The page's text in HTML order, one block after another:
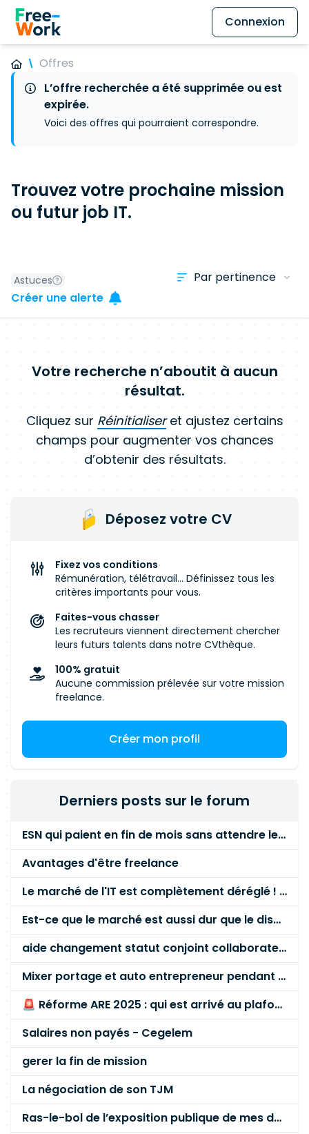
Connexion
Offres
L’offre recherchée a été supprimée ou est
expirée.
Voici des offres qui pourraient correspondre.
Trouvez votre prochaine mission
ou futur job IT.
Astuces
Créer une alerte
Votre recherche n’aboutit à aucun
résultat.
Cliquez sur Réinitialiseret ajustez certains
champs pour augmenter vos chances
d’obtenir des résultats.
Déposez votre CV
Fixez vos conditions
Rémunération, télétravail... Définissez tous les
critères importants pour vous.
Faites-vous chasser
Les recruteurs viennent directement chercher
leurs futurs talents dans notre CVthèque.
100% gratuit
Aucune commission prélevée sur votre mission
freelance.
Créer mon profil
Derniers posts sur le forum
ESN qui paient en fin de mois sans attendre le paiement client ?
Avantages d'être freelance
Le marché de l'IT est complètement déréglé ! STOP à cette mascarade ! Il faut s'unir et résister !
Est-ce que le marché est aussi dur que le disent les commerciaux ?
aide changement statut conjoint collaborateur
Mixer portage et auto entrepreneur pendant des années - quel risque ?
🚨 Réforme ARE 2025 : qui est arrivé au plafond des 60 % en gardant son entreprise ?
Salaires non payés - Cegelem
gerer la fin de mission
La négociation de son TJM
Ras-le-bol de l’exposition publique de mes données personnelles liées à mon entreprise